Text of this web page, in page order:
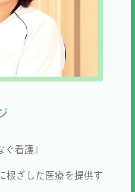
ぐ看護』
根ざした医療を提供す